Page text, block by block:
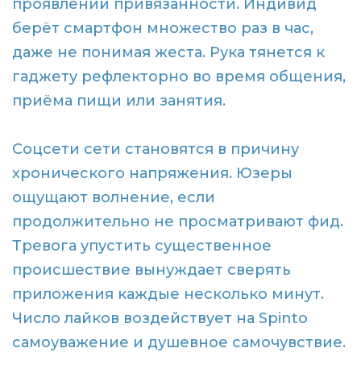
проявлений привязанности. Индивид
берёт смартфон множество раз в час,
даже не понимая жеста. Рука тянется к
гаджету рефлекторно во время общения,
приёма пищи или занятия.
Соцсети сети становятся в причину
хронического напряжения. Юзеры
ощущают волнение, если
продолжительно не просматривают фид.
Тревога упустить существенное
происшествие вынуждает сверять
приложения каждые несколько минут.
Число лайков воздействует на Spinto
самоуважение и душевное самочувствие.